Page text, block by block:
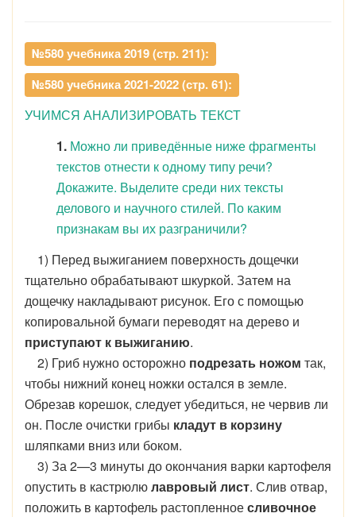
№580 учебника 2019 (стр. 211):
№580 учебника 2021-2022 (стр. 61):
УЧИМСЯ АНАЛИЗИРОВАТЬ ТЕКСТ
1. Можно ли приведённые ниже фрагменты
текстов отнести к одному типу речи?
Докажите. Выделите среди них тексты
делового и научного стилей. По каким
признакам вы их разграничили?
1) Перед выжиганием поверхность дощечки
тщательно обрабатывают шкуркой. Затем на
дощечку накладывают рисунок. Его с помощью
копировальной бумаги переводят на дерево и
приступают к выжиганию.
2) Гриб нужно осторожно подрезать ножом так,
чтобы нижний конец ножки остался в земле.
Обрезав корешок, следует убедиться, не червив ли
он. После очистки грибы кладут в корзину
шляпками вниз или боком.
3) За 2—3 минуты до окончания варки картофеля
опустить в кастрюлюлавровый лист. Слив отвар,
положить в картофель растопленноесливочное